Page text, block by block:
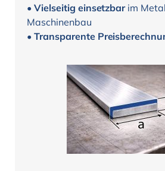
• Vielseitig einsetzbarim
Maschinenbau
• Transparente